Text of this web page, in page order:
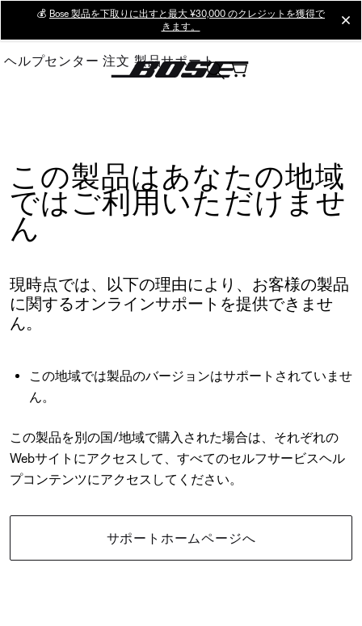
Main
💰 Bose 製品を下取りに出すと最大 ¥30,000 のクレジットを獲得で
きます。
ヘルプセンター 注文 製品サポート
この製品はあなたの地域
ではご利用いただけませ
ん
現時点では、以下の理由により、お客様の製品
に関するオンラインサポートを提供できませ
ん。
この地域では製品のバージョンはサポートされていませ
ん。
この製品を別の国/地域で購入された場合は、それぞれの
Webサイトにアクセスして、すべてのセルフサービスヘル
プコンテンツにアクセスしてください。
サポートホームページへ